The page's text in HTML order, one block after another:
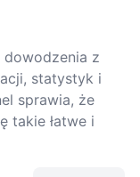
z
statystyk i
sprawia, że
takie łatwe i